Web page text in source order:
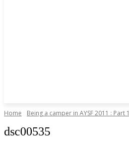
Home Being a camper in AYSF 2011 : Part 1
dsc00535